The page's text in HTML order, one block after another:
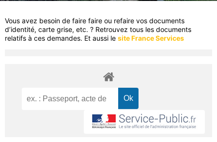
Vous avez besoin de faire faire ou refaire vos documents
d’identité, carte grise, etc. ? Retrouvez tous les documents
relatifs à ces demandes. Et aussi le site France Services